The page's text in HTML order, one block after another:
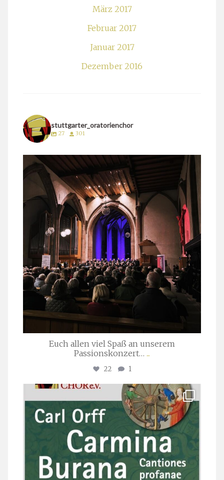
März 2017
Februar 2017
Januar 2017
Dezember 2016
stuttgarter_oratorienchor
27 301
stuttgarter_oratorienchor
März 24
Euch allen viel Spaß an unserem
Passionskonzert… ...
22 1
stuttgarter_oratorienchor
Juli 22